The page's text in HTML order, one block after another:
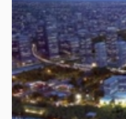
ngữ
(-)
Dịch
vụ